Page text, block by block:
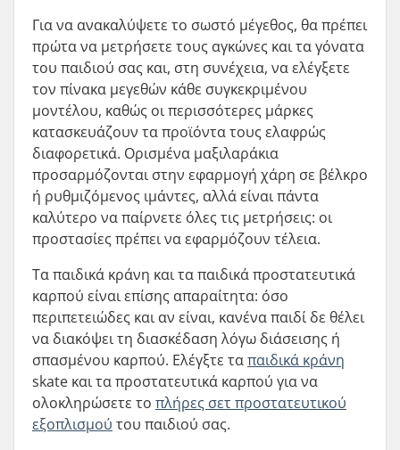
Για να ανακαλύψετε το σωστό μέγεθος, θα πρέπει
πρώτα να μετρήσετε τους αγκώνες και τα γόνατα
του παιδιού σας και, στη συνέχεια, να ελέγξετε
τον πίνακα μεγεθών κάθε συγκεκριμένου
μοντέλου, καθώς οι περισσότερες μάρκες
κατασκευάζουν τα προϊόντα τους ελαφρώς
διαφορετικά. Ορισμένα μαξιλαράκια
προσαρμόζονται στην εφαρμογή χάρη σε βέλκρο
ή ρυθμιζόμενος ιμάντες, αλλά είναι πάντα
καλύτερο να παίρνετε όλες τις μετρήσεις: οι
προστασίες πρέπει να εφαρμόζουν τέλεια.
Τα παιδικά κράνη και τα παιδικά προστατευτικά
καρπού είναι επίσης απαραίτητα: όσο
περιπετειώδες και αν είναι, κανένα παιδί δε θέλει
να διακόψει τη διασκέδαση λόγω διάσεισης ή
σπασμένου καρπού. Ελέγξτε ταπαιδικά κράνη
skate και τα προστατευτικά καρπού για να
ολοκληρώσετε το πλήρες σετ προστατευτικού
εξοπλισμού του παιδιού σας.